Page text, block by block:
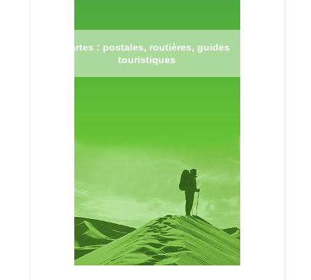
Cartes : postales, routières, guides
touristiques